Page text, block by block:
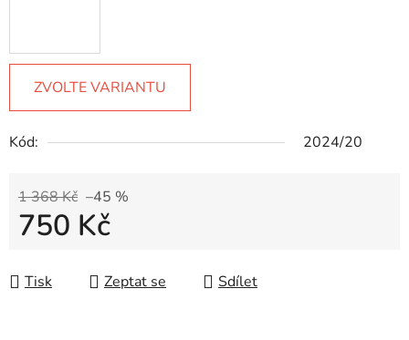
ZVOLTE VARIANTU
Kód: 2024/20
1 368 Kč –45 %
750 Kč
Tisk
Zeptat se Sdílet